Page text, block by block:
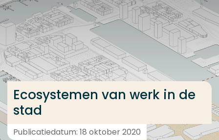
Ga direct naar de content
... > Lectoren en medewerkers
Ecosystemen van werk in de
stad
Publicatiedatum: 18 oktober 2020
Veel gezocht
Opleiding
Contact